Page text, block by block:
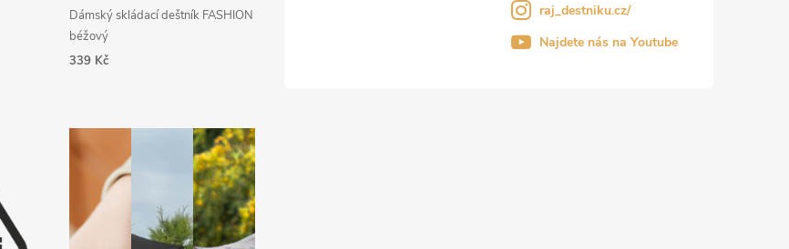
Dámský skládací deštník FASHION
béžový
339 Kč
raj_destniku.cz/
Najdete nás na Youtube